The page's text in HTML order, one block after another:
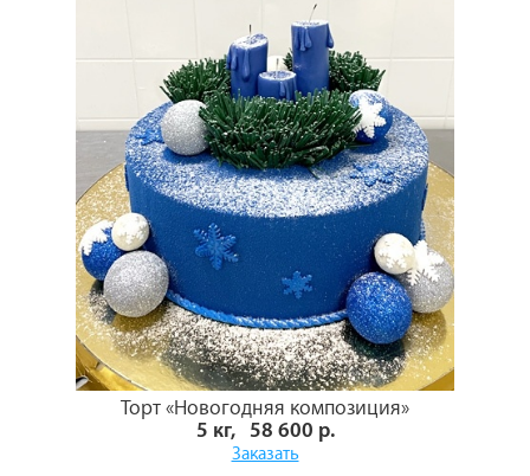
Торт «Новогодняя композиция»
5 кг, 58 600 р.
Заказать